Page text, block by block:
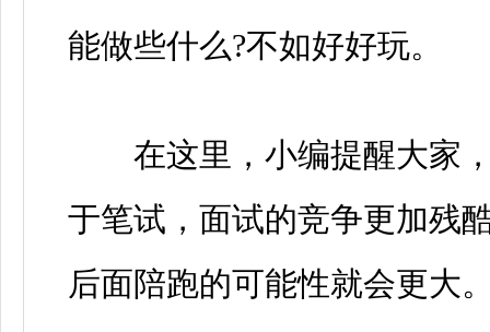
能做些什么?不如好好玩。
在这里，小编提醒大家，
于笔试，面试的竞争更加残
后面陪跑的可能性就会更大